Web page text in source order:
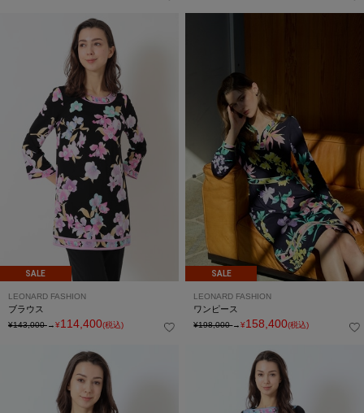
SALE
LEONARD FASHION
ブラウス
¥143,000→¥114,400(税込)
SALE
LEONARD FASHION
ワンピース
¥198,000→¥158,400(税込)